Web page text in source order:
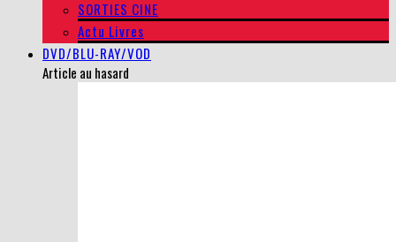
SORTIES CINE
Actu Livres
DVD/BLU-RAY/VOD
Article au hasard